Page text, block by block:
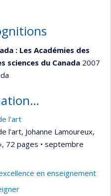
: Les Académies des
sciences du Canada 2007
l’art
l'art, Johanne Lamoureux,
72 pages • septembre
en enseignement